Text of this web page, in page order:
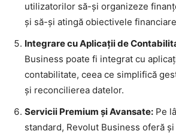
utilizatorilor să-și organizeze
și să-și atingă obiectivele
Integrare cu Aplicații de
Business poate fi integrat cu
contabilitate, ceea ce simplifică
și reconcilierea datelor.
Servicii Premium și Avansate: Pe
standard, Revolut Business oferă